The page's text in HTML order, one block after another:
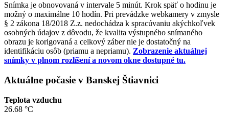
Snímka je obnovovaná v intervale 5 minút. Krok späť o hodinu je
možný o maximálne 10 hodín. Pri prevádzke webkamery v zmysle
§ 2 zákona 18/2018 Z.z. nedochádza k spracúvaniu akýchkoľvek
osobných údajov z dôvodu, že kvalita výstupného snímaného
obrazu je korigovaná a celkový záber nie je dostatočný na
identifikáciu osôb (priamu a nepriamu). Zobrazenie aktuálnej
snímky v plnom rozlíšení a novom okne dostupné tu.
Aktuálne počasie v Banskej Štiavnici
Teplota vzduchu
26.68 °C